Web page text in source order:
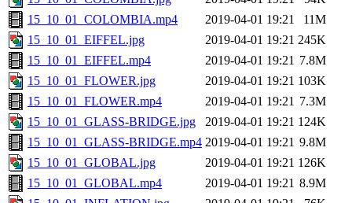
15_10_01_COLOMBIA.mp4
2019-04-01 19:21
11M
15_10_01_EIFFEL.jpg
2019-04-01 19:21 245K
15_10_01_EIFFEL.mp4
2019-04-01 19:21 7.8M
15_10_01_FLOWER.jpg
2019-04-01 19:21 103K
15_10_01_FLOWER.mp4
2019-04-01 19:21 7.3M
15_10_01_GLASS-BRIDGE.jpg
2019-04-01 19:21 124K
15_10_01_GLASS-BRIDGE.mp4 2019-04-01 19:21 9.8M
15_10_01_GLOBAL.jpg
2019-04-01 19:21 126K
15_10_01_GLOBAL.mp4
2019-04-01 19:21 8.9M